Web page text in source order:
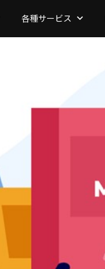
各種サービス keyboard_arrow_down